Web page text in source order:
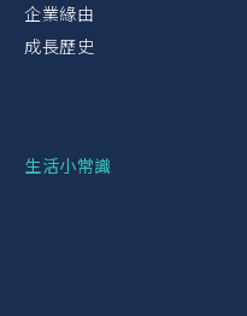
企業緣由
成長歷史
生活小常識